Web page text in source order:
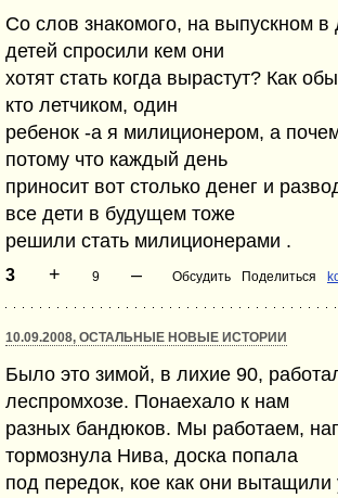
Со слов знакомого, на выпускном в
детей спросили кем они
хотят стать когда вырастут? Как
кто летчиком, один
ребенок -а я милиционером, а
потому что каждый день
приносит вот столько денег и
все дети в будущем тоже
решили стать милиционерами .
3 + 9 – Обсудить Поделиться
10.09.2008, ОСТАЛЬНЫЕ НОВЫЕ ИСТОРИИ
Было это зимой, в лихие 90,
леспромхозе. Понаехало к нам
разных бандюков. Мы работаем,
тормознула Нива, доска попала
под передок, кое как они